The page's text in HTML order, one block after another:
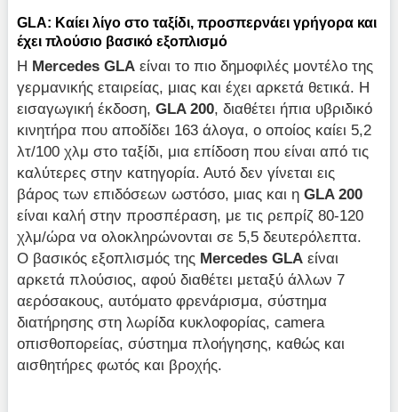
GLA: Καίει λίγο στο ταξίδι, προσπερνάει γρήγορα και
έχει πλούσιο βασικό εξοπλισμό
Η MercedesGLA είναι το πιο δημοφιλές μοντέλο της
γερμανικής εταιρείας, μιας και έχει αρκετά θετικά. Η
εισαγωγική έκδοση,GLA 200, διαθέτει ήπια υβριδικό
κινητήρα που αποδίδει 163 άλογα, ο οποίος καίει 5,2
λτ/100 χλμ στο ταξίδι, μια επίδοση που είναι από τις
καλύτερες στην κατηγορία. Αυτό δεν γίνεται εις
βάρος των επιδόσεων ωστόσο, μιας και ηGLA 200
είναι καλή στην προσπέραση, με τις ρεπρίζ 80-120
χλμ/ώρα να ολοκληρώνονται σε 5,5 δευτερόλεπτα.
Ο βασικός εξοπλισμός της Mercedes GLA είναι
αρκετά πλούσιος, αφού διαθέτει μεταξύ άλλων 7
αερόσακους, αυτόματο φρενάρισμα, σύστημα
διατήρησης στη λωρίδα κυκλοφορίας, camera
οπισθοπορείας, σύστημα πλοήγησης, καθώς και
αισθητήρες φωτός και βροχής.